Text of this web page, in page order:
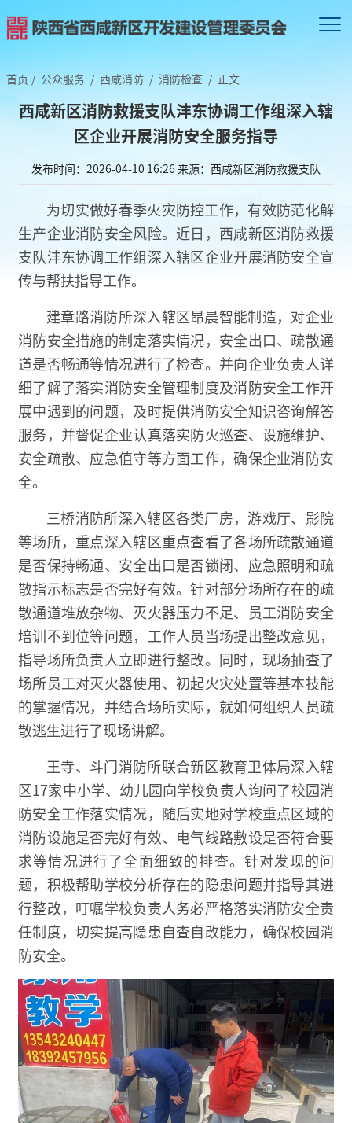
首页 / 公众服务 / 西咸消防 / 消防检查 / 正文
西咸新区消防救援支队沣东协调工作组深入辖
区企业开展消防安全服务指导
发布时间：2026-04-10 16:26来源：西咸新区消防救援支队
为切实做好春季火灾防控工作，有效防范化解
生产企业消防安全风险。近日，西咸新区消防救援
支队沣东协调工作组深入辖区企业开展消防安全宣
传与帮扶指导工作。
建章路消防所深入辖区昂晨智能制造，对企业
消防安全措施的制定落实情况，安全出口、疏散通
道是否畅通等情况进行了检查。并向企业负责人详
细了解了落实消防安全管理制度及消防安全工作开
展中遇到的问题，及时提供消防安全知识咨询解答
服务，并督促企业认真落实防火巡查、设施维护、
安全疏散、应急值守等方面工作，确保企业消防安
全。
三桥消防所深入辖区各类厂房，游戏厅、影院
等场所，重点深入辖区重点查看了各场所疏散通道
是否保持畅通、安全出口是否锁闭、应急照明和疏
散指示标志是否完好有效。针对部分场所存在的疏
散通道堆放杂物、灭火器压力不足、员工消防安全
培训不到位等问题，工作人员当场提出整改意见，
指导场所负责人立即进行整改。同时，现场抽查了
场所员工对灭火器使用、初起火灾处置等基本技能
的掌握情况，并结合场所实际，就如何组织人员疏
散逃生进行了现场讲解。
王寺、斗门消防所联合新区教育卫体局深入辖
区17家中小学、幼儿园向学校负责人询问了校园消
防安全工作落实情况，随后实地对学校重点区域的
消防设施是否完好有效、电气线路敷设是否符合要
求等情况进行了全面细致的排查。针对发现的问
题，积极帮助学校分析存在的隐患问题并指导其进
行整改，叮嘱学校负责人务必严格落实消防安全责
任制度，切实提高隐患自查自改能力，确保校园消
防安全。